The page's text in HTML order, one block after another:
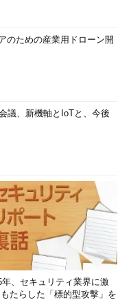
のための産業用ドローン開
議、新機軸とIoTと、今後
年、セキュリティ業界に激
たらした「標的型攻撃」を